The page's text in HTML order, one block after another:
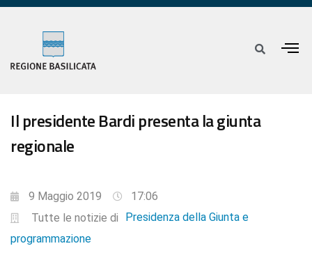
Il presidente Bardi presenta la giunta
regionale
9 Maggio 2019
17:06
Tutte le notizie di
Presidenza della Giunta e
programmazione